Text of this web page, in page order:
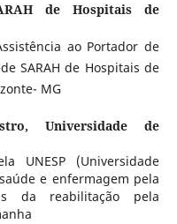
de Hospitais de
ao Portador de
SARAH de Hospitais de
MG
Universidade de
UNESP (Universidade
e enfermagem pela
da reabilitação pela